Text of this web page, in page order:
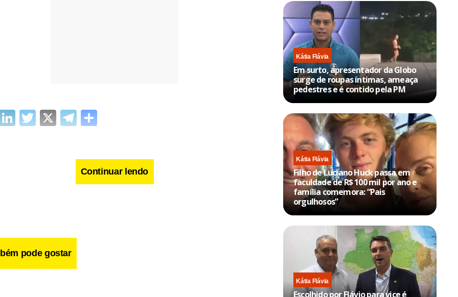
LinkedIn
Twitter
X Telegram
Continuar lendo
pode gostar
Kátia Flávia
Em surto, apresentador da Globo
surge de roupas íntimas, ameaça
pedestres e é contido pela PM
Kátia Flávia
Filho de Luciano Huck passa em
faculdade de R$ 100 mil por ano e
família comemora: “Pais
orgulhosos”
Kátia Flávia
Escolhido por Flávio para vice é